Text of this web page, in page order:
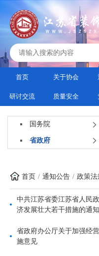
首页 关于协会
研讨交流 质量安全
国务院
省政府
首页 通知公告 政策法
中共江苏省委江苏省人民
济发展壮大若干措施的通知
省政府办公厅关于加强经
施意见